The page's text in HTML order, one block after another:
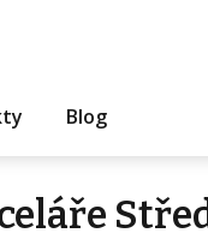
Blog